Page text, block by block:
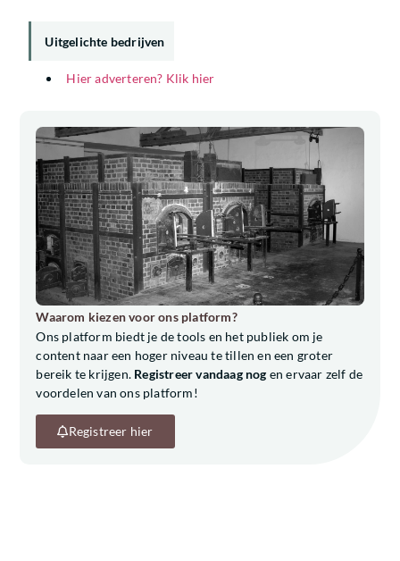
Uitgelichte bedrijven
Hier adverteren? Klik hier
Waarom kiezen voor ons platform?
Ons platform biedt je de tools en het publiek om je
content naar een hoger niveau te tillen en een groter
bereik te krijgen. Registreer vandaag nog en ervaar zelf de
voordelen van ons platform!
Registreer hier